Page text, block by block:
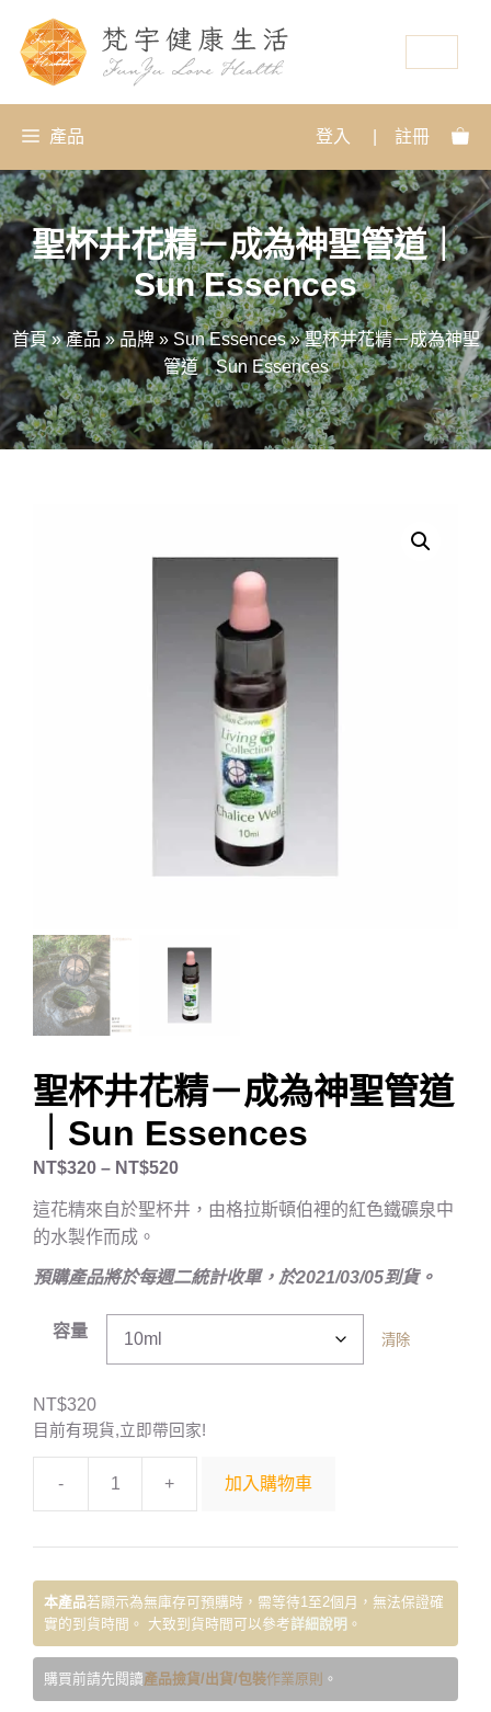
產品 登入 註冊
聖杯井花精－成為神聖管道｜
Sun Essences
首頁 » 產品 » 品牌 » Sun Essences » 聖杯井花精－成為神聖
管道｜Sun Essences
聖杯井花精－成為神聖管道
｜Sun Essences
NT$320 – NT$520
這花精來自於聖杯井，由格拉斯頓伯裡的紅色鐵礦泉中
的水製作而成。
預購產品將於每週二統計收單，於2021/03/05到貨。
容量 清除
NT$320
目前有現貨,立即帶回家!
- + 加入購物車
本產品若顯示為無庫存可預購時，需等待1至2個月，無法保證確
實的到貨時間。 大致到貨時間可以參考詳細說明 。
購買前請先閱讀產品撿貨/出貨/包裝作業原則 。